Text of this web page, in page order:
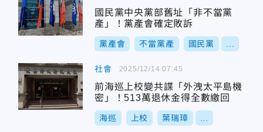
國民黨中央黨部舊址「非不當黨
產」！黨產會確定敗訴
黨產會 不當黨產 國民黨
社會
前海巡上校變共諜「外洩太平島機
密」！513萬退休金得全數繳回
海巡 上校 葉瑞璋
2025/12/14 07:45